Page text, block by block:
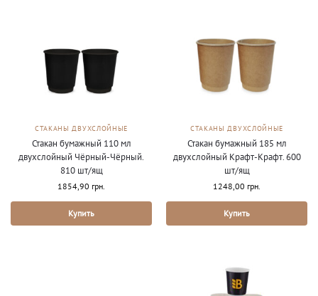
СТАКАНЫ ДВУХСЛОЙНЫЕ
Стакан бумажный 110 мл
двухслойный Чёрный-Чёрный.
810 шт/ящ
1854,90 грн.
Купить
СТАКАНЫ ДВУХСЛОЙНЫЕ
Стакан бумажный 185 мл
двухслойный Крафт-Крафт. 600
шт/ящ
1248,00 грн.
Купить